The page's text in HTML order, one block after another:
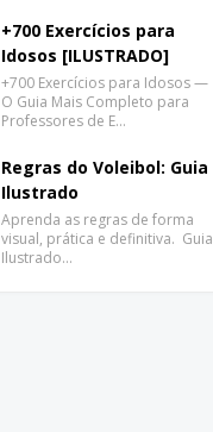
+700 Exercícios para
Idosos [ILUSTRADO]
+700 Exercícios para Idosos —
O Guia Mais Completo para
Professores de E…
Regras do Voleibol: Guia
Ilustrado
Aprenda as regras de forma
visual, prática e definitiva. Guia
Ilustrado…